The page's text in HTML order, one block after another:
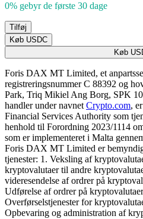
0% gebyr de første 30 dage
Tilføj
Køb USDC
Køb
Foris DAX MT Limited, et
registreringsnummer C 88392 og
Park, Triq Mikiel Ang Borg, SPK
handler under navnet Crypto.com,
Financial Services Authority som
henhold til Forordning 2023/1114
som er implementeret i Malta
Foris DAX MT Limited er
tjenester: 1. Veksling af
kryptovalutaer til andre
videresendelse af ordrer på
Udførelse af ordrer på
Overførselstjenester for
Opbevaring og administration af